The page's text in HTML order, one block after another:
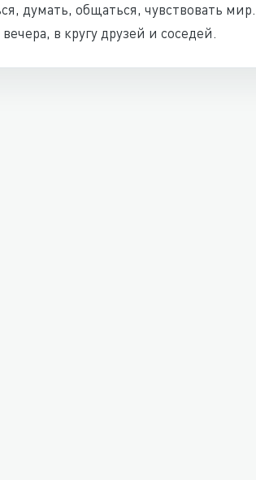
думать, общаться, чувствовать
в кругу друзей и соседей.